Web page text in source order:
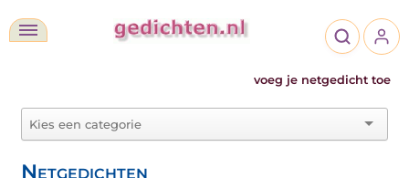
voeg je netgedicht toe
Netgedichten